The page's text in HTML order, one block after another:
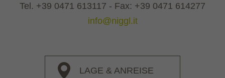
Tel. +39 0471 613117 - Fax: +39 0471 614277
info@niggl.it
LAGE & ANREISE